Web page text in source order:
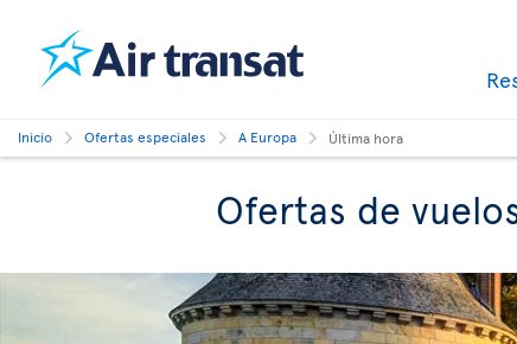
Inicio Ofertas especiales A Europa Última hora
Ofertas de